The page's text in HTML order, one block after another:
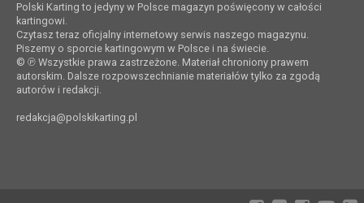
Polski Karting to jedyny w Polsce magazyn poświęcony w całości
kartingowi.
Czytasz teraz oficjalny internetowy serwis naszego magazynu.
Piszemy o sporcie kartingowym w Polsce i na świecie.
© ℗ Wszystkie prawa zastrzeżone. Materiał chroniony prawem
autorskim. Dalsze rozpowszechnianie materiałów tylko za zgodą
autorów i redakcji.
redakcja@polskikarting.pl